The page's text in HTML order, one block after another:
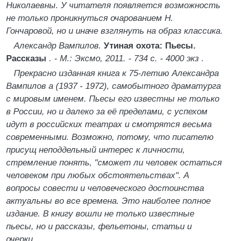
Николаевны. У читателя появляется возможность
не только проникнуться очарованием Н.
Гончаровой, но и иначе взглянуть на образ классика.
Александр Вампилов. Утиная охота: Пьесы.
Рассказы . - М.: Эксмо, 2011. - 734 с. - 4000 экз .
Прекрасно изданная книга к 75-летию Александра
Вампилов а (1937 - 1972), самобытного драматурга
с мировым именем. Пьесы его известны не только
в России, но и далеко за её пределами, с успехом
идут в российских театрах и смотрятся весьма
современными. Возможно, потому, что писателю
присущ неподдельный интерес к личности,
стремление понять, "сможет ли человек остаться
человеком при любых обстоятельствах". А
вопросы совести и человеческого достоинства
актуальны во все времена. Это наиболее полное
издание. В книгу вошли не только известные
пьесы, но и рассказы, фельетоны, статьи и